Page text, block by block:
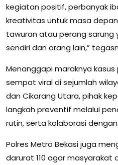
kegiatan positif, perbanyak
kreativitas untuk masa
tawuran atau perang sarung
sendiri dan orang lain,”
Menanggapi maraknya
sempat viral di sejumlah
dan Cikarang Utara, pihak
langkah preventif melalui
rutin, serta kolaborasi
Polres Metro Bekasi juga
darurat 110 agar